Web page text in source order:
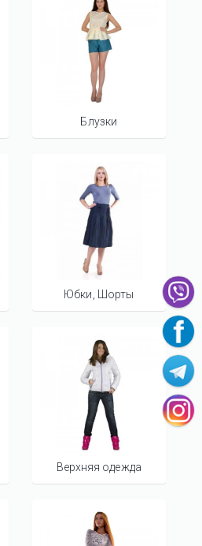
Блузки
Юбки, Шорты
Верхняя одежда